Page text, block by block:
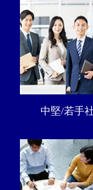
中堅/若手